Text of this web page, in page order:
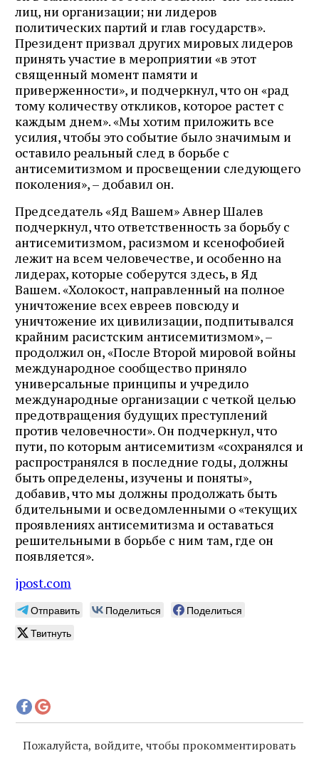
лиц, ни организации; ни лидеров
политических партий и глав государств».
Президент призвал других мировых лидеров
принять участие в мероприятии «в этот
священный момент памяти и
приверженности», и подчеркнул, что он «рад
тому количеству откликов, которое растет с
каждым днем». «Мы хотим приложить все
усилия, чтобы это событие было значимым и
оставило реальный след в борьбе с
антисемитизмом и просвещении следующего
поколения», – добавил он.
Председатель «Яд Вашем» Авнер Шалев
подчеркнул, что ответственность за борьбу с
антисемитизмом, расизмом и ксенофобией
лежит на всем человечестве, и особенно на
лидерах, которые соберутся здесь, в Яд
Вашем. «Холокост, направленный на полное
уничтожение всех евреев повсюду и
уничтожение их цивилизации, подпитывался
крайним расистским антисемитизмом», –
продолжил он, «После Второй мировой войны
международное сообщество приняло
универсальные принципы и учредило
международные организации с четкой целью
предотвращения будущих преступлений
против человечности». Он подчеркнул, что
пути, по которым антисемитизм «сохранялся и
распространялся в последние годы, должны
быть определены, изучены и поняты»,
добавив, что мы должны продолжать быть
бдительными и осведомленными о «текущих
проявлениях антисемитизма и оставаться
решительными в борьбе с ним там, где он
появляется».
jpost.com
Отправить Поделиться
Поделиться
Твитнуть
Пожалуйста, войдите, чтобы прокомментировать